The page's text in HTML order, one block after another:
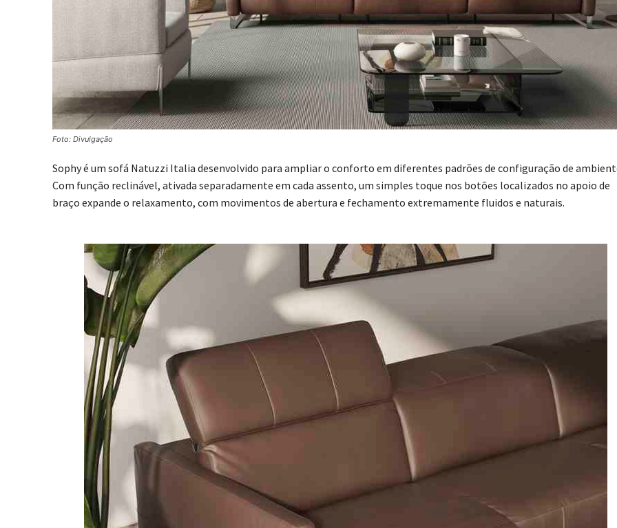
Foto: Divulgação
Sophy é um sofá Natuzzi Italia desenvolvido para ampliar o conforto em diferentes padrões de configuração de
Com função reclinável, ativada separadamente em cada assento, um simples toque nos botões localizados no apoio de
braço expande o relaxamento, com movimentos de abertura e fechamento extremamente fluidos e naturais.